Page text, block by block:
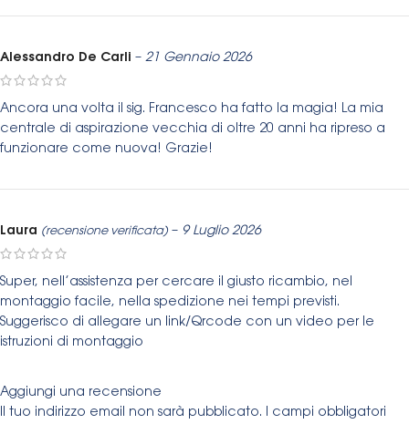
Alessandro De Carli – 21 Gennaio 2026
Ancora una volta il sig. Francesco ha fatto la magia! La mia
centrale di aspirazione vecchia di oltre 20 anni ha ripreso a
funzionare come nuova! Grazie!
Laura (recensione verificata) – 9 Luglio 2026
Super, nell’assistenza per cercare il giusto ricambio, nel
montaggio facile, nella spedizione nei tempi previsti.
Suggerisco di allegare un link/Qrcode con un video per le
istruzioni di montaggio
Aggiungi una recensione
Il tuo indirizzo email non sarà pubblicato. I campi obbligatori